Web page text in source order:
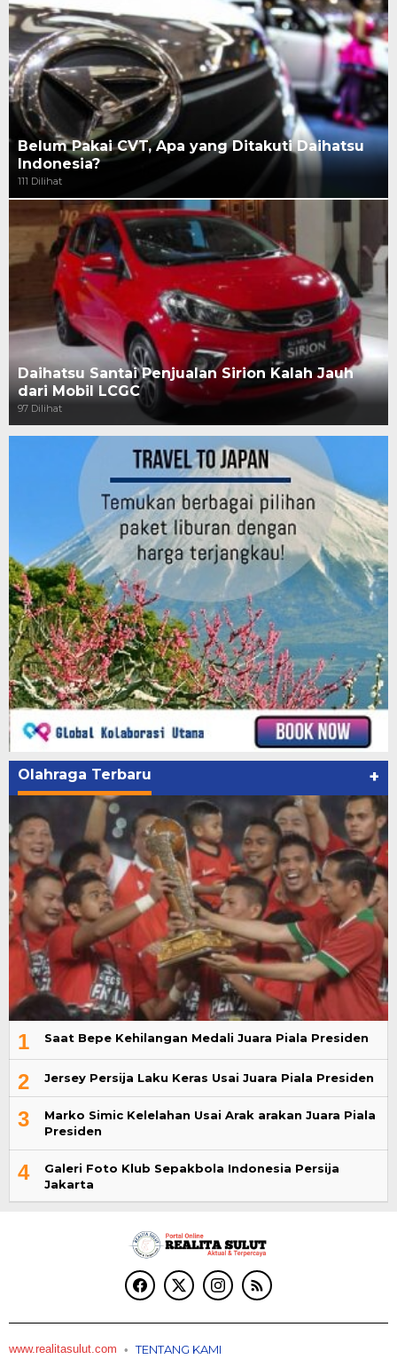
Belum Pakai CVT, Apa yang Ditakuti Daihatsu
Indonesia?
111 Dilihat
Daihatsu Santai Penjualan Sirion Kalah Jauh
dari Mobil LCGC
97 Dilihat
Olahraga Terbaru +
1 Saat Bepe Kehilangan Medali Juara Piala Presiden
2 Jersey Persija Laku Keras Usai Juara Piala Presiden
3
Marko Simic Kelelahan Usai Arak arakan Juara Piala
Presiden
4
Galeri Foto Klub Sepakbola Indonesia Persija
Jakarta
www.realitasulut.com TENTANG KAMI